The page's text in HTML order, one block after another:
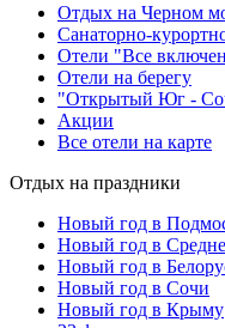
Отдых на Черном
Санаторно-
Отели "Все
Отели на берегу
"Открытый Юг -
Акции
Все отели на карте
Отдых на праздники
Новый год в
Новый год в
Новый год в
Новый год в Сочи
Новый год в Крыму